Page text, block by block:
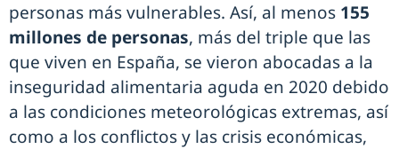
personas más vulnerables. Así, al menos 155
millones de personas, más del triple que las
que viven en España, se vieron abocadas a la
inseguridad alimentaria aguda en 2020 debido
a las condiciones meteorológicas extremas, así
como a los conflictos y las crisis económicas,